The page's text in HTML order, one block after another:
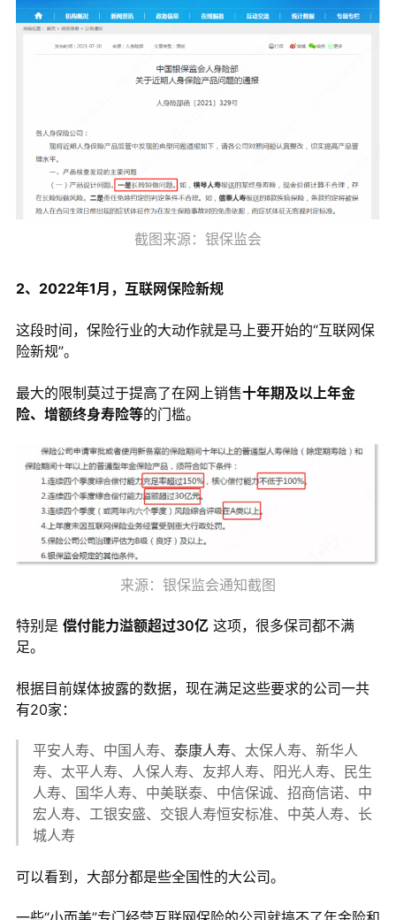
截图来源：银保监会
2、2022年1月，互联网保险新规
这段时间，保险行业的大动作就是马上要开始的“互联网保
险新规”。
最大的限制莫过于提高了在网上销售十年期及以上年金
险、增额终身寿险等的门槛。
来源：银保监会通知截图
特别是 偿付能力溢额超过30亿这项，很多保司都不满
足。
根据目前媒体披露的数据，现在满足这些要求的公司一共
有20家：
平安人寿、中国人寿、 泰康人寿、太保人寿、新华人
寿、太平人寿、人保人寿、友邦人寿、阳光人寿、民生
人寿、国华人寿、中美联泰、中信保诚、招商信诺、中
宏人寿、工银安盛、交银人寿恒安标准、中英人寿、长
城人寿
可以看到，大部分都是些全国性的大公司。